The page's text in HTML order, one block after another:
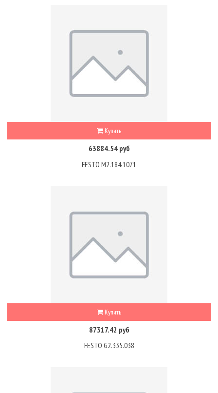
Купить
63884.54 руб
FESTO M2.184.1071
Купить
87317.42 руб
FESTO G2.335.038